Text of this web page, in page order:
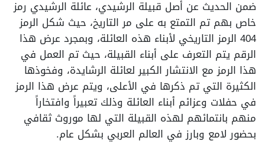
ضمن الحديث عن أصل قبيلة الرشيدي، عائلة الرشيدي رمز
خاص بهم تم التمتع به على مر التاريخ، حيث شكل الرمز
404 الرمز التاريخي لأبناء هذه العائلة، وبمجرد عرض هذا
الرقم يتم التعرف على أبناء القبيلة، حيث تم العمل في
هذا الرمز مع الانتشار الكبير لعائلة الرشايدة، وفخوذها
الكثيرة التي تم ذكرها في الأعلى، ويتم عرض هذا الرمز
في حفلات وعزائم أبناء العائلة وذلك تعبيراً وافتخاراً
منهم بانتمائهم لهذه القبيلة التي لها موروث ثقافي
بحضور لامع وبارز في العالم العربي بشكل عام.